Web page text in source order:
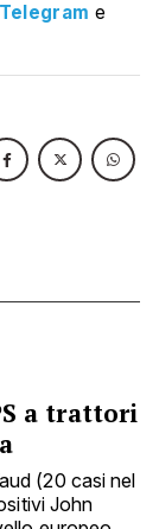
Telegram e
a trattori
(20 casi nel
John